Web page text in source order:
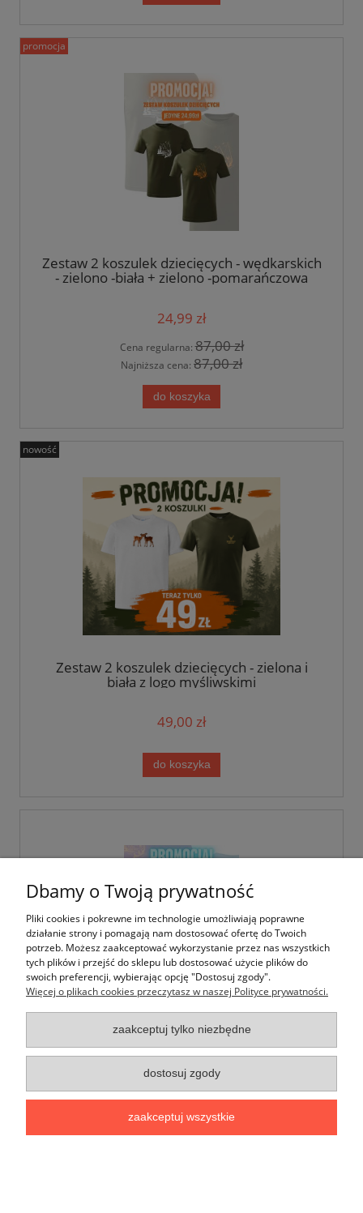
Zestaw 2 koszulek dziecięcych - wędkarskich
- zielono -biała + zielono -pomarańczowa
24,99 zł
Cena regularna:87,00 zł
Najniższa cena: 87,00 zł
do koszyka
promocja
Zestaw 2 koszulek dziecięcych - zielona i
biała z logo myśliwskimi
49,00 zł
do koszyka
nowość
Zestaw 3 koszulek dziecięcych - wędkarskich
- fiolet + niebiesko-pomarańczowa + mięta
87,00 zł
Dbamy o Twoją prywatność
Pliki cookies i pokrewne im technologie umożliwiają poprawne
działanie strony i pomagają nam dostosować ofertę do Twoich
potrzeb. Możesz zaakceptować wykorzystanie przez nas wszystkich
tych plików i przejść do sklepu lub dostosować użycie plików do
swoich preferencji, wybierając opcję "Dostosuj zgody".
Więcej o plikach cookies przeczytasz w naszej Polityce prywatności.
zaakceptuj tylko niezbędne
dostosuj zgody
zaakceptuj wszystkie